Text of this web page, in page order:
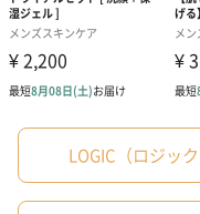
*1 グルコシルセラミド *2
ス*4リンゴ果実培養細胞
使用上の注意
《高温に注意》
LOGIC（ロジッ